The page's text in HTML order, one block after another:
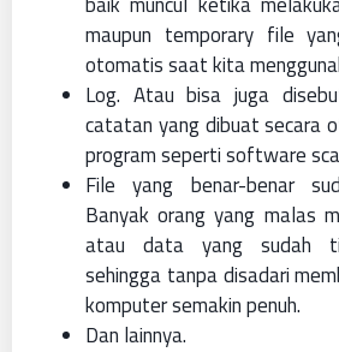
maupun temporary file
otomatis saat kita
Log. Atau bisa juga
catatan yang dibuat secara
program seperti software
File yang benar-benar
Banyak orang yang malas
atau data yang sudah
sehingga tanpa disadari
komputer semakin penuh.
Dan lainnya.